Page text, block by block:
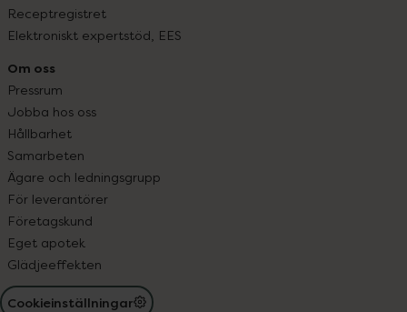
Receptregistret
Elektroniskt expertstöd, EES
Om oss
Pressrum
Jobba hos oss
Hållbarhet
Samarbeten
Ägare och ledningsgrupp
För leverantörer
Företagskund
Eget apotek
Glädjeeffekten
Cookieinställningar